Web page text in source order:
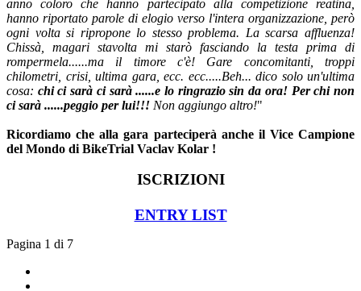
anno coloro che hanno partecipato alla competizione reatina,
hanno riportato parole di elogio verso l'intera organizzazione, però
ogni volta si ripropone lo stesso problema. La scarsa affluenza!
Chissà, magari stavolta mi starò fasciando la testa prima di
rompermela......ma il timore c'è! Gare concomitanti, troppi
chilometri, crisi, ultima gara, ecc. ecc.....Beh... dico solo un'ultima
cosa: chi ci sarà ci sarà ......e lo ringrazio sin da ora! Per chi non
ci sarà ......peggio per lui!!! Non aggiungo altro!"
Ricordiamo che alla gara parteciperà anche il Vice Campione
del Mondo di BikeTrial Vaclav Kolar !
ISCRIZIONI
ENTRY LIST
Pagina 1 di 7